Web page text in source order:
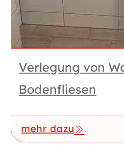
Verlegung von
Bodenfliesen
mehr dazu